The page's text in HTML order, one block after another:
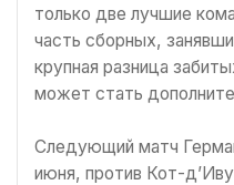
только две лучшие
часть сборных,
крупная разница
может стать
Следующий матч
июня, против Кот-